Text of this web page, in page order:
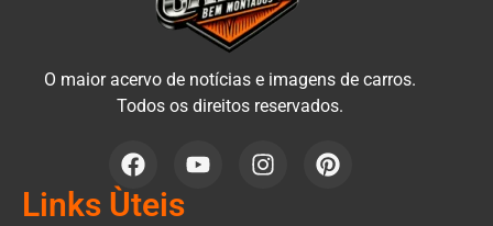
O maior acervo de notícias e imagens de carros.
Todos os direitos reservados.
Links Ùteis